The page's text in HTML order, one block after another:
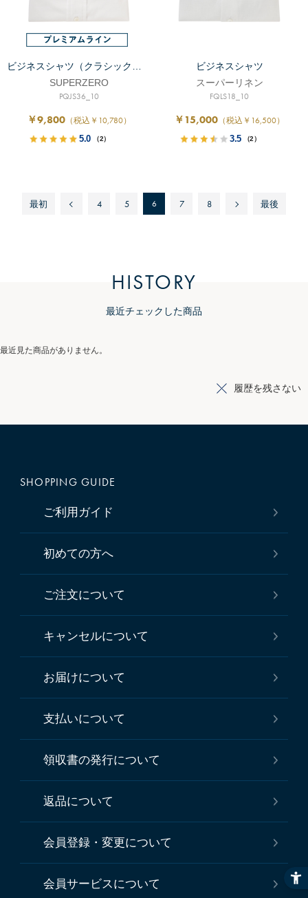
SUPERZERO
PQJS36_10
￥9,800（税込￥10,780）
5.0 （2）
ビジネスシャツ
スーパーリネン
FQLS18_10
￥15,000 （税込￥16,500）
3.5 （2）
最初 4 5 6 7 8 最後
HISTORY
最近チェックした商品
最近見た商品がありません。
履歴を残さない
SHOPPING GUIDE
ご利用ガイド
初めての方へ
ご注文について
キャンセルについて
お届けについて
支払いについて
領収書の発行について
返品について
会員登録・変更について
会員サービスについて